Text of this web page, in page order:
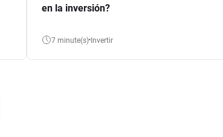
en la inversión?
7 minute(s) Invertir